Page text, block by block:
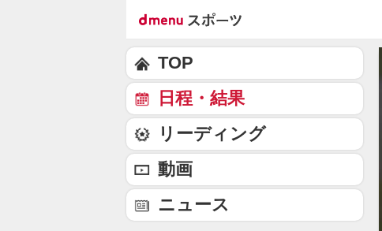
TOP
日程・結果
リーディング
動画
ニュース